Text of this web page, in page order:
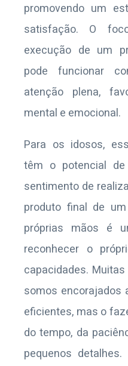
promovendo um
satisfação. O
execução de um
pode funcionar
atenção plena,
mental e emocional.
Para os idosos,
têm o potencial
sentimento de
produto final de
próprias mãos é
reconhecer o
capacidades.
somos encorajados
eficientes, mas o
do tempo, da
pequenos